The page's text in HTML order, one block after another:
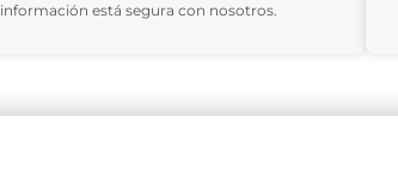
información está segura con nosotros.